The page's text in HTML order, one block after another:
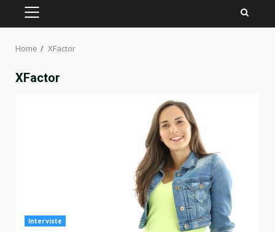
PRIMARY
Home XFactor
XFactor
Interviste